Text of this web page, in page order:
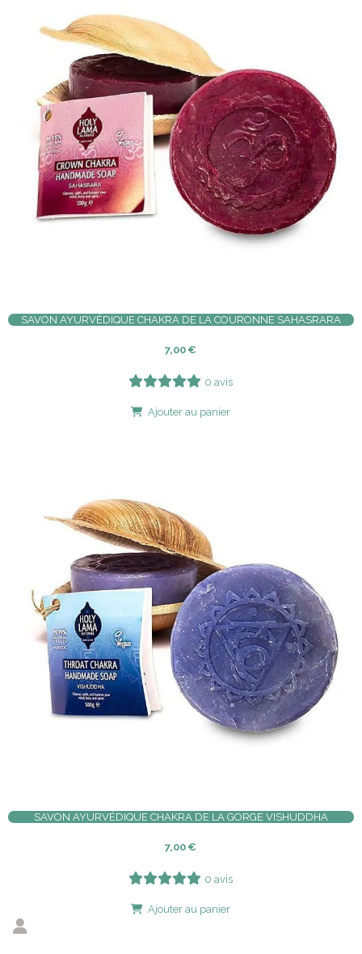
SAVON AYURVÉDIQUE CHAKRA DE LA COURONNE SAHASRARA
7,00 €
0 avis
Ajouter au panier
SAVON AYURVÉDIQUE CHAKRA DE LA GORGE VISHUDDHA
7,00 €
0 avis
Ajouter au panier